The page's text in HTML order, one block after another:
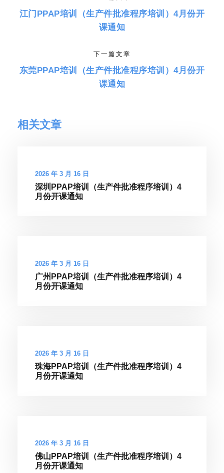
江门PPAP培训（生产件批准程序培训）4月份开
课通知
下一篇文章
东莞PPAP培训（生产件批准程序培训）4月份开
课通知
相关文章
2026 年 3 月 16 日
深圳PPAP培训（生产件批准程序培训）4
月份开课通知
2026 年 3 月 16 日
广州PPAP培训（生产件批准程序培训）4
月份开课通知
2026 年 3 月 16 日
珠海PPAP培训（生产件批准程序培训）4
月份开课通知
2026 年 3 月 16 日
佛山PPAP培训（生产件批准程序培训）4
月份开课通知